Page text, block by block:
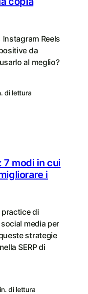
Reels
da
al meglio?
di lettura
7 modi in cui
i
di
media per
strategie
SERP di
di lettura